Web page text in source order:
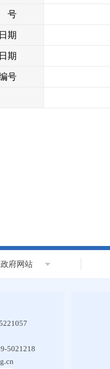
期
期
号
府网站
5021218